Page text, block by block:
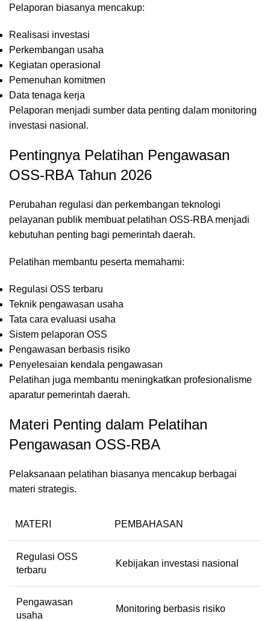
Pelaporan biasanya mencakup:
Realisasi investasi
Perkembangan usaha
Kegiatan operasional
Pemenuhan komitmen
Data tenaga kerja
Pelaporan menjadi sumber data penting dalam monitoring
investasi nasional.
Pentingnya Pelatihan Pengawasan
OSS-RBA Tahun 2026
Perubahan regulasi dan perkembangan teknologi
pelayanan publik membuat pelatihan OSS-RBA menjadi
kebutuhan penting bagi pemerintah daerah.
Pelatihan membantu peserta memahami:
Regulasi OSS terbaru
Teknik pengawasan usaha
Tata cara evaluasi usaha
Sistem pelaporan OSS
Pengawasan berbasis risiko
Penyelesaian kendala pengawasan
Pelatihan juga membantu meningkatkan profesionalisme
aparatur pemerintah daerah.
Materi Penting dalam Pelatihan
Pengawasan OSS-RBA
Pelaksanaan pelatihan biasanya mencakup berbagai
materi strategis.
MATERI PEMBAHASAN
Regulasi OSS
terbaru
Kebijakan investasi nasional
Pengawasan
usaha
Monitoring berbasis risiko